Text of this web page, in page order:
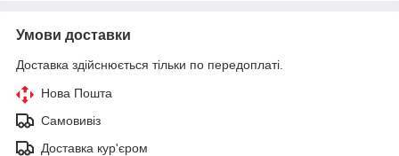
Умови доставки
Доставка здійснюється тільки по передоплаті.
Нова Пошта
Самовивіз
Доставка кур'єром